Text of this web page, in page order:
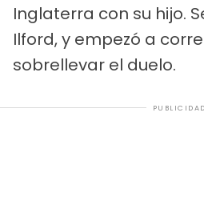
Inglaterra con su hijo.
Ilford, y empezó a
sobrellevar el duelo.
PUBLICIDAD